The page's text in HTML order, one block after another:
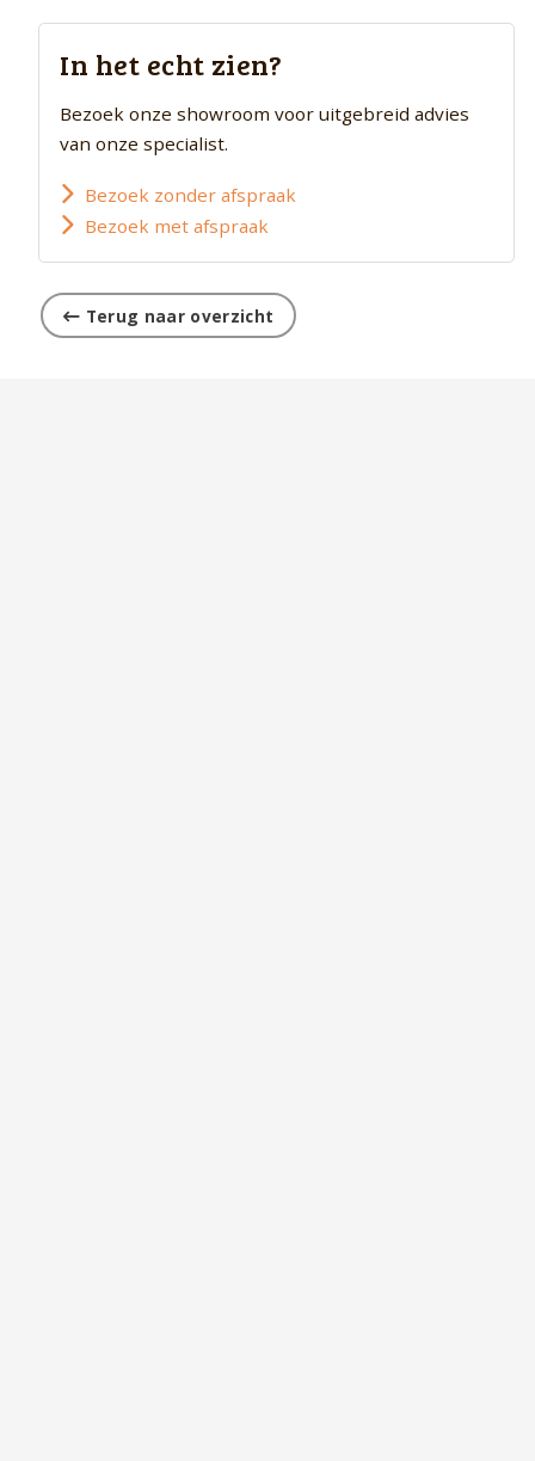
In het echt zien?
Bezoek onze showroom voor uitgebreid advies
van onze specialist.
Bezoek zonder afspraak
Bezoek met afspraak
Terug naar overzicht